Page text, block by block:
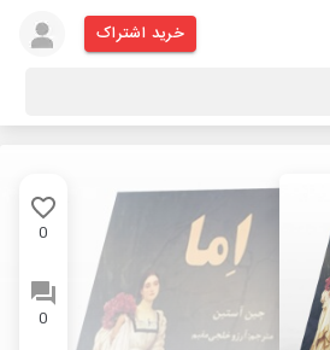
خرید اشتراک
0
0